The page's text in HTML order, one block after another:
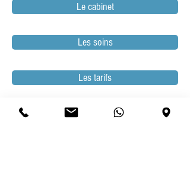
Le cabinet
Les soins
Les tarifs
Les horaires